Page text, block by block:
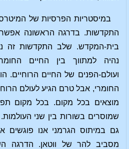
במיסטריות הפרסיות של
התקדשות. בדרגה הראשונה
בית-המקדש. שלב התקדשות זה
נהיה למתווך בין החיים
ועולם-הפנים של החיים הרוחיים.
החומרי, אבל טרם הגיע לעולם
מוצאים בכל מקום. בכל מקום
שמוסרים בשורות בין שני
גם במיתוס הגרמני אנו פוגשים
מסביב להר של ווטאן. הדרגה